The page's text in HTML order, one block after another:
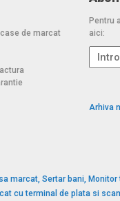
de marcat
Pentru
aici:
Arhiva
marcat, Sertar bani, Monitor
cu terminal de plata si